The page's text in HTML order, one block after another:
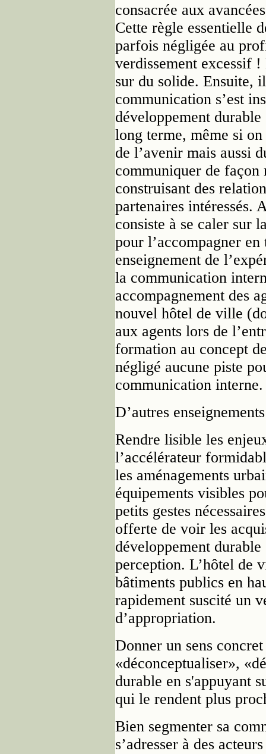
consacrée aux
Cette règle essentielle
parfois négligée au
verdissement excessif !
sur du solide. Ensuite,
communication s’est
développement
long terme, même si
de l’avenir mais aussi
communiquer de façon
construisant des
partenaires intéressés.
consiste à se caler sur
pour l’accompagner
enseignement de
la communication
accompagnement des
nouvel hôtel de ville
aux agents lors de
formation au concept
négligé aucune piste
communication interne.
D’autres
Rendre lisible les
l’accélérateur
les aménagements
équipements visibles
petits gestes
offerte de voir les
développement
perception. L’hôtel de
bâtiments publics en
rapidement suscité un
d’appropriation.
Donner un sens
«déconceptualiser»,
durable en s'appuyant
qui le rendent plus
Bien segmenter sa
s’adresser à des